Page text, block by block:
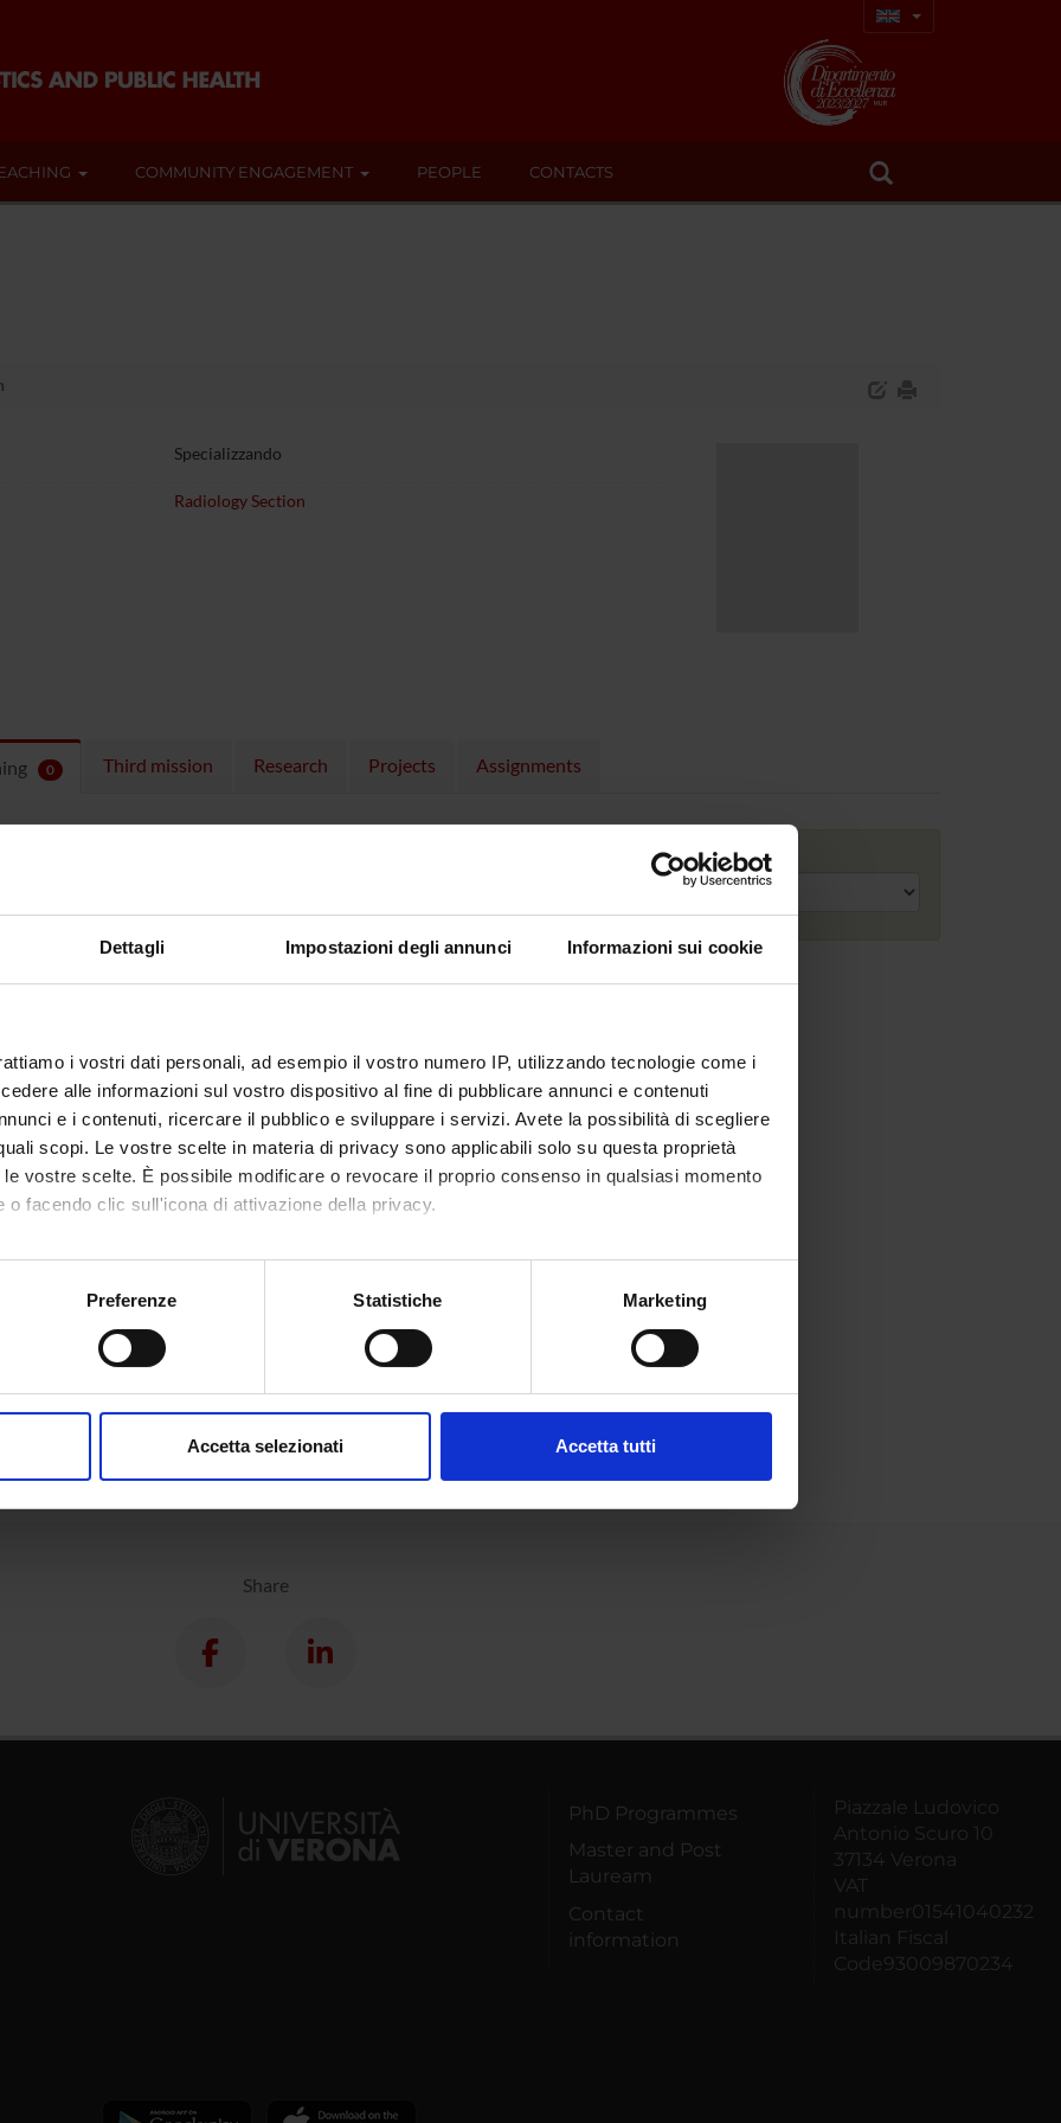
Dettagli Impostazioni degli annunci Informazioni sui cookie
i vostri dati personali, ad esempio il vostro numero IP, utilizzando tecnologie come i
alle informazioni sul vostro dispositivo al fine di pubblicare annunci e contenuti
e i contenuti, ricercare il pubblico e sviluppare i servizi. Avete la possibilità di scegliere
scopi. Le vostre scelte in materia di privacy sono applicabili solo su questa proprietà
vostre scelte. È possibile modificare o revocare il proprio consenso in qualsiasi momento
o facendo clic sull'icona di attivazione della privacy.
anche:
sulla tua posizione geografica, con un'approssimazione di qualche metro,
in qualsiasi momento dalla Dichiarazione sui cookie.
Preferenze Statistiche Marketing
Accetta selezionati Accetta tutti
COMMUNITY ENGAGEMENT PEOPLE CONTACTS
Specializzando
Radiology Section
0 Third mission Research Projects Assignments
the module to see the timetable and course details.
Academic year
Share
PhD Programmes
Master and Post
Lauream
Contact
information
Piazzale Ludovico
Antonio Scuro 10
37134 Verona
VAT
number01541040232
Italian Fiscal
Code93009870234